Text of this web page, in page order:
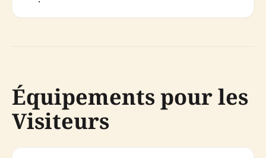
Équipements pour les
Visiteurs